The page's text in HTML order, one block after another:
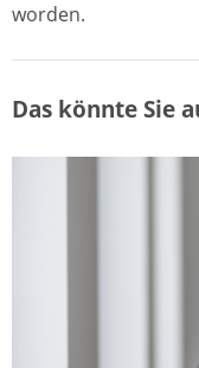
worden.
Das könnte Sie